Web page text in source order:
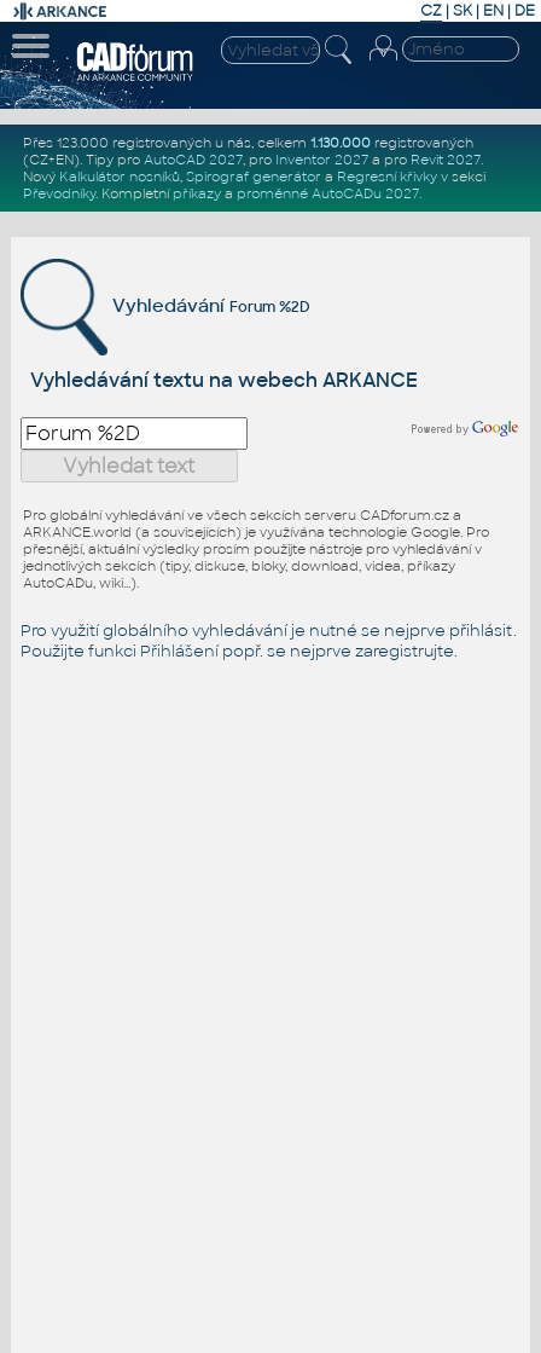
CZ | SK| EN | DE
Přes 123.000 registrovaných u nás, celkem 1.130.000registrovaných
(CZ+EN). Tipy pro AutoCAD 2027, pro Inventor 2027a pro Revit 2027.
Nový Kalkulátor nosníků, Spirograf generátor a Regresní křivkyv sekci
Převodníky. Kompletní příkazya proměnné AutoCADu 2027.
Vyhledávání Forum %2D
Vyhledávání textu na webech ARKANCE
Pro globální vyhledávání ve všech sekcích serveru CADforum.cz a
ARKANCE.world (a souvisejících) je využívána technologie Google. Pro
přesnější, aktuální výsledky prosím použijte nástroje pro vyhledávání v
jednotlivých sekcích (tipy, diskuse, bloky, download, videa, příkazy
AutoCADu, wiki...).
Pro využití globálního vyhledávání je nutné se nejprve přihlásit.
Použijte funkci Přihlášenípopř. se nejprve zaregistrujte.